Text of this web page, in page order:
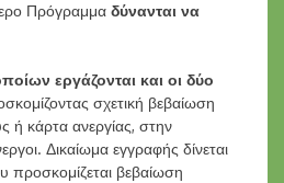
Πρόγραμμα δύνανται να
εργάζονται και οι δύο
σχετική βεβαίωση
ή κάρτα ανεργίας, στην
Δικαίωμα εγγραφής δίνεται
προσκομίζεται βεβαίωση